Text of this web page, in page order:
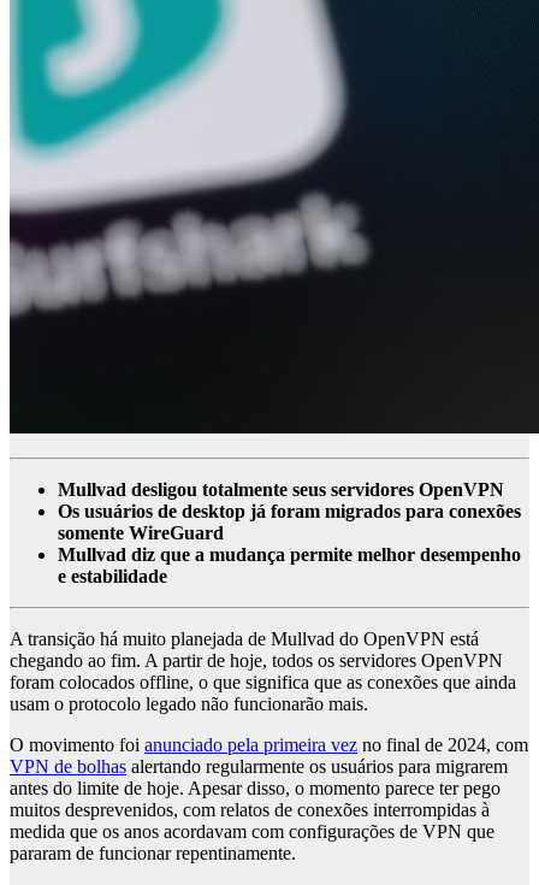
Mullvad desligou totalmente seus servidores OpenVPN
Os usuários de desktop já foram migrados para conexões
somente WireGuard
Mullvad diz que a mudança permite melhor desempenho
e estabilidade
A transição há muito planejada de Mullvad do OpenVPN está
chegando ao fim. A partir de hoje, todos os servidores OpenVPN
foram colocados offline, o que significa que as conexões que ainda
usam o protocolo legado não funcionarão mais.
O movimento foi anunciado pela primeira vez no final de 2024, com
VPN de bolhas alertando regularmente os usuários para migrarem
antes do limite de hoje. Apesar disso, o momento parece ter pego
muitos desprevenidos, com relatos de conexões interrompidas à
medida que os anos acordavam com configurações de VPN que
pararam de funcionar repentinamente.